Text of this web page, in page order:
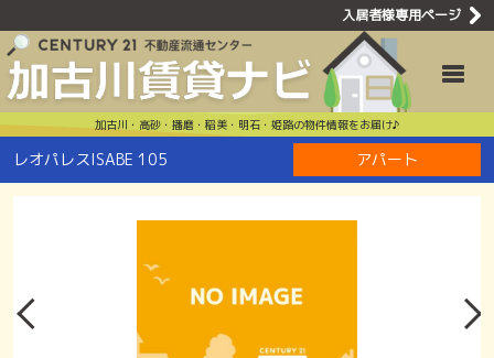
入居者様専用ページ
加古川・高砂・播磨・稲美・明石・姫路の物件情報をお届け♪
レオパレスISABE 105 アパート